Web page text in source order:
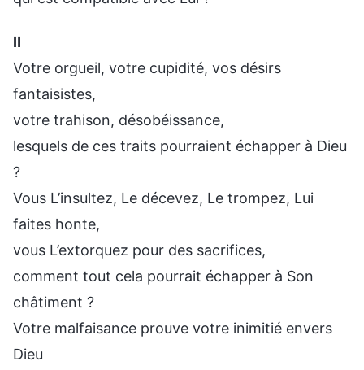
Ⅱ
Votre orgueil, votre cupidité, vos désirs
fantaisistes,
votre trahison, désobéissance,
lesquels de ces traits pourraient échapper à Dieu
?
Vous L’insultez, Le décevez, Le trompez, Lui
faites honte,
vous L’extorquez pour des sacrifices,
comment tout cela pourrait échapper à Son
châtiment ?
Votre malfaisance prouve votre inimitié envers
Dieu